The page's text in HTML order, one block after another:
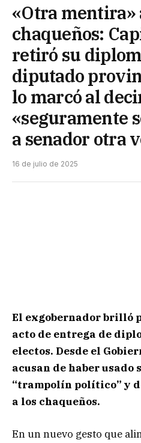
«Otra mentira»
chaqueños:
retiró su
diputado
lo marcó al
«seguramente
a senador otra
16 de julio de 2025
El exgobernador brilló
acto de entrega de
electos. Desde el
acusan de haber usado
“trampolín político” y
a los chaqueños.
En un nuevo gesto que